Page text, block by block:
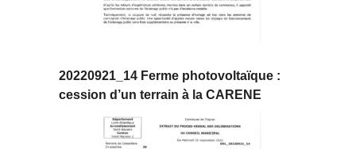
20220921_14 Ferme photovoltaïque :
cession d’un terrain à la CARENE